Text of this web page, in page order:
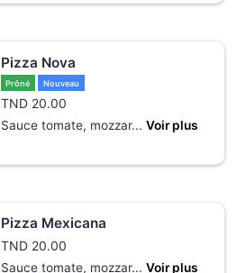
Pizza Nova
Prôné Nouveau
TND 20.00
Sauce tomate, mozzar... Voir plus
Pizza Mexicana
TND 20.00
Sauce tomate, mozzar... Voir plus